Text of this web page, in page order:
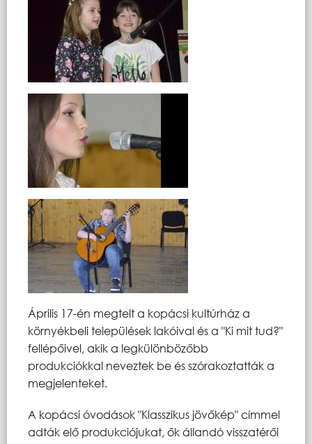
Április 17-én megtelt a kopácsi kultúrház a
környékbeli települések lakóival és a "Ki mit tud?"
fellépőivel, akik a legkülönbözőbb
produkciókkal neveztek be és szórakoztatták a
megjelenteket.
A kopácsi óvodások "Klasszikus jövőkép" címmel
adták elő produkciójukat, ők állandó visszatérői